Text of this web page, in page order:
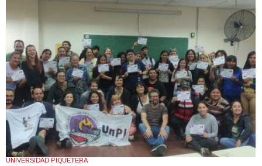
UNIVERSIDAD PIQUETERA